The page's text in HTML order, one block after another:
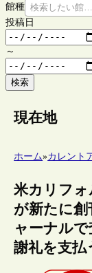
館種 検索したい館
投稿日
～
検索
現在地
ホーム»カレント
米カリフ
が新たに
ャーナル
謝礼を支払